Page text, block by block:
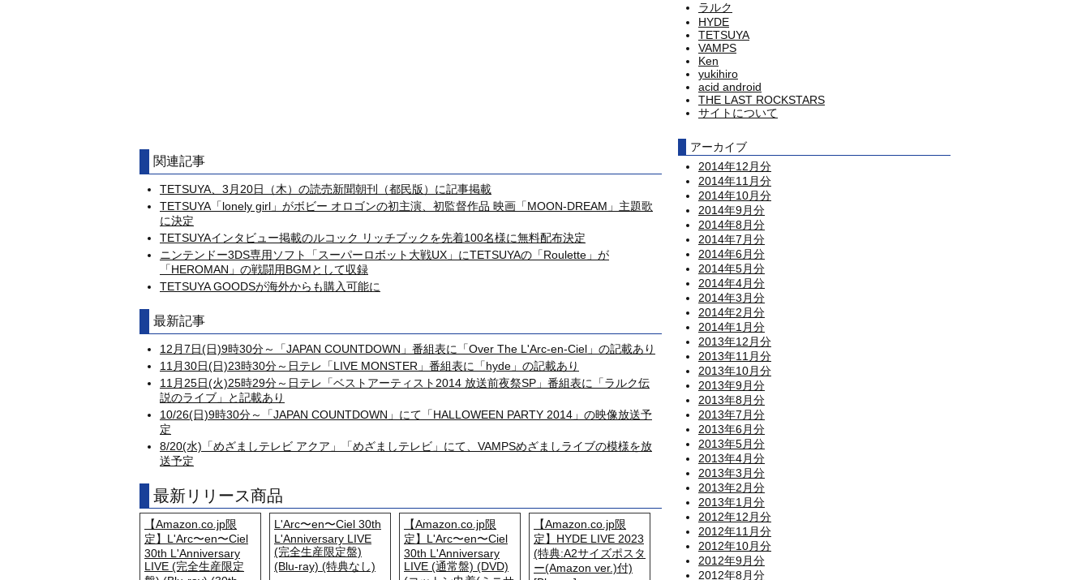
関連記事
TETSUYA、3月20日（木）の読売新聞朝刊（都民版）に記事掲載
TETSUYA「lonely girl」がボビー オロゴンの初主演、初監督作品 映画「MOON-DREAM」主題歌
に決定
TETSUYAインタビュー掲載のルコック リッチブックを先着100名様に無料配布決定
ニンテンドー3DS専用ソフト「スーパーロボット大戦UX」にTETSUYAの「Roulette」が
「HEROMAN」の戦闘用BGMとして収録
TETSUYA GOODSが海外からも購入可能に
最新記事
12月7日(日)9時30分～「JAPAN COUNTDOWN」番組表に「Over The L'Arc-en-Ciel」の記載あり
11月30日(日)23時30分～日テレ「LIVE MONSTER」番組表に「hyde」の記載あり
11月25日(火)25時29分～日テレ「ベストアーティスト2014 放送前夜祭SP」番組表に「ラルク伝
説のライブ」と記載あり
10/26(日)9時30分～「JAPAN COUNTDOWN」にて「HALLOWEEN PARTY 2014」の映像放送予
定
8/20(水)「めざましテレビ アクア」「めざましテレビ」にて、VAMPSめざましライブの模様を放
送予定
最新リリース商品
【Amazon.co.jp限
定】L'Arc〜en〜Ciel
30th L'Anniversary
LIVE (完全生産限定
L'Arc〜en〜Ciel 30th
L'Anniversary LIVE
(完全生産限定盤)
(Blu-ray) (特典なし)
【Amazon.co.jp限
定】L'Arc〜en〜Ciel
30th L'Anniversary
LIVE (通常盤) (DVD)
【Amazon.co.jp限
定】HYDE LIVE 2023
(特典:A2サイズポスタ
ー(Amazon ver.)付)
ラルク
HYDE
TETSUYA
VAMPS
Ken
yukihiro
acid android
THE LAST ROCKSTARS
サイトについて
アーカイブ
2014年12月分
2014年11月分
2014年10月分
2014年9月分
2014年8月分
2014年7月分
2014年6月分
2014年5月分
2014年4月分
2014年3月分
2014年2月分
2014年1月分
2013年12月分
2013年11月分
2013年10月分
2013年9月分
2013年8月分
2013年7月分
2013年6月分
2013年5月分
2013年4月分
2013年3月分
2013年2月分
2013年1月分
2012年12月分
2012年11月分
2012年10月分
2012年9月分
2012年8月分